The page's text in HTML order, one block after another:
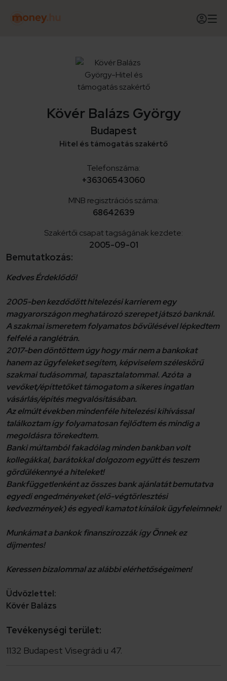
Kövér Balázs György
Budapest
Hitel és támogatás szakértő
Telefonszáma:
+36306543060
MNB regisztrációs száma:
68642639
Szakértői csapat tagságának kezdete:
2005-09-01
Bemutatkozás:
Kedves Érdeklődő!
2005-ben kezdődött hitelezési karrierem egy
magyarországon meghatározó szerepet játszó banknál.
A szakmai ismeretem folyamatos bővülésével lépkedtem
felfelé a ranglétrán.
2017-ben döntöttem úgy hogy már nem a bankokat
hanem az ügyfeleket segítem, képviselem széleskörű
szakmai tudásommal, tapasztalatommal. Azóta a
vevőket/építtetőket támogatom a sikeres ingatlan
vásárlás/építés megvalósításában.
Az elmúlt években mindenféle hitelezési kihívással
találkoztam így folyamatosan fejlődtem és mindig a
megoldásra törekedtem.
Banki múltamból fakadólag minden bankban volt
kollegákkal, barátokkal dolgozom együtt és teszem
gördülékennyé a hiteleket!
Bankfüggetlenként az összes bank ajánlatát bemutatva
egyedi engedményeket (elő-végtörlesztési
kedvezmények) és egyedi kamatot kínálok ügyfeleimnek!
Munkámat a bankok finanszírozzák így Önnek ez
díjmentes!
Keressen bizalommal az alábbi elérhetőségeimen!
Üdvözlettel:
Kövér Balázs
Tevékenységi terület:
1132 Budapest Visegrádi u 47.